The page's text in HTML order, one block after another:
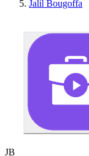
Jalil Bougoffa
JB